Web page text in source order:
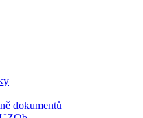
dokumentů